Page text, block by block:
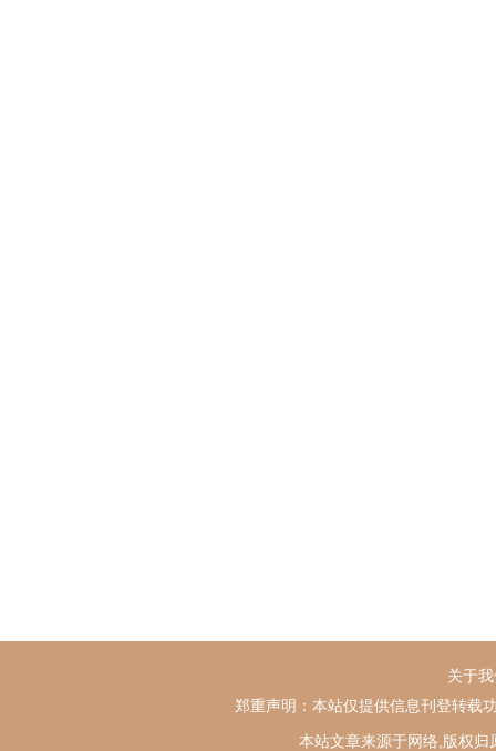
关于
郑重声明：本站仅提供信息刊登转载
本站文章来源于网络,版权